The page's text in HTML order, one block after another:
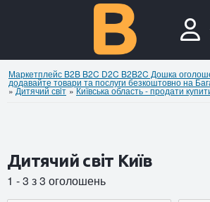
Маркетплейс B2B B2C D2C B2B2C Дошка
додавайте товари та послуги безкоштовно на
»Дитячий свiт »Київська область - продати
Дитячий свiт Київ
1 - 3 з 3 оголошень